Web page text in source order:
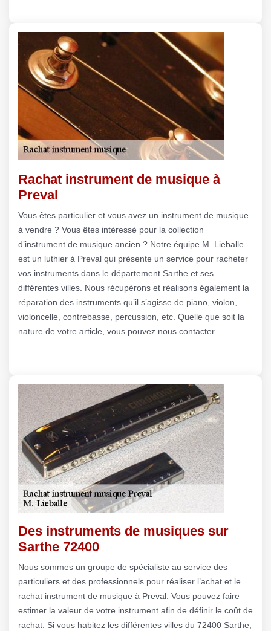
Rachat instrument de musique à
Preval
Vous êtes particulier et vous avez un instrument de musique
à vendre ? Vous êtes intéressé pour la collection
d’instrument de musique ancien ? Notre équipe M. Lieballe
est un luthier à Preval qui présente un service pour racheter
vos instruments dans le département Sarthe et ses
différentes villes. Nous récupérons et réalisons également la
réparation des instruments qu’il s’agisse de piano, violon,
violoncelle, contrebasse, percussion, etc. Quelle que soit la
nature de votre article, vous pouvez nous contacter.
Des instruments de musiques sur
Sarthe 72400
Nous sommes un groupe de spécialiste au service des
particuliers et des professionnels pour réaliser l’achat et le
rachat instrument de musique à Preval. Vous pouvez faire
estimer la valeur de votre instrument afin de définir le coût de
rachat. Si vous habitez les différentes villes du 72400 Sarthe,